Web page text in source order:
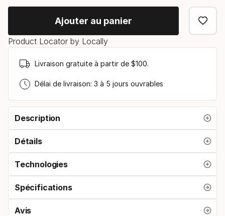
select
longueur
Ajouter au panier
Product Locator by Locally
Livraison gratuite à partir de $100.
Délai de livraison: 3 à 5 jours ouvrables
Description
Détails
Technologies
Spécifications
Avis